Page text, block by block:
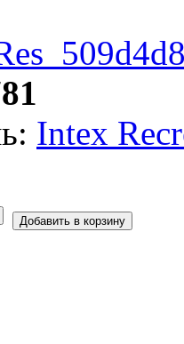
Intex